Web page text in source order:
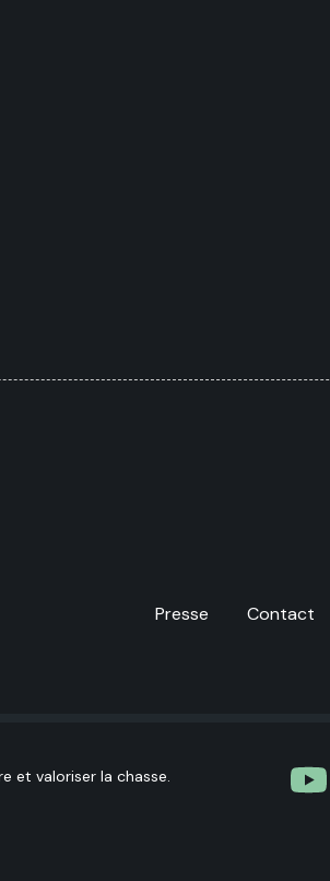
Presse Contact
et valoriser la chasse.